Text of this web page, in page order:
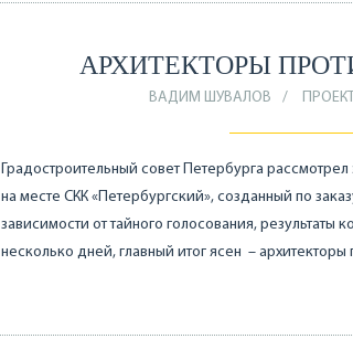
АРХИТЕКТОРЫ
ВАДИМ ШУВАЛОВ
Градостроительный совет Петербурга
на месте СКК «Петербургский», созданный по
зависимости от тайного голосования, результаты
несколько дней, главный итог ясен – архитекторы